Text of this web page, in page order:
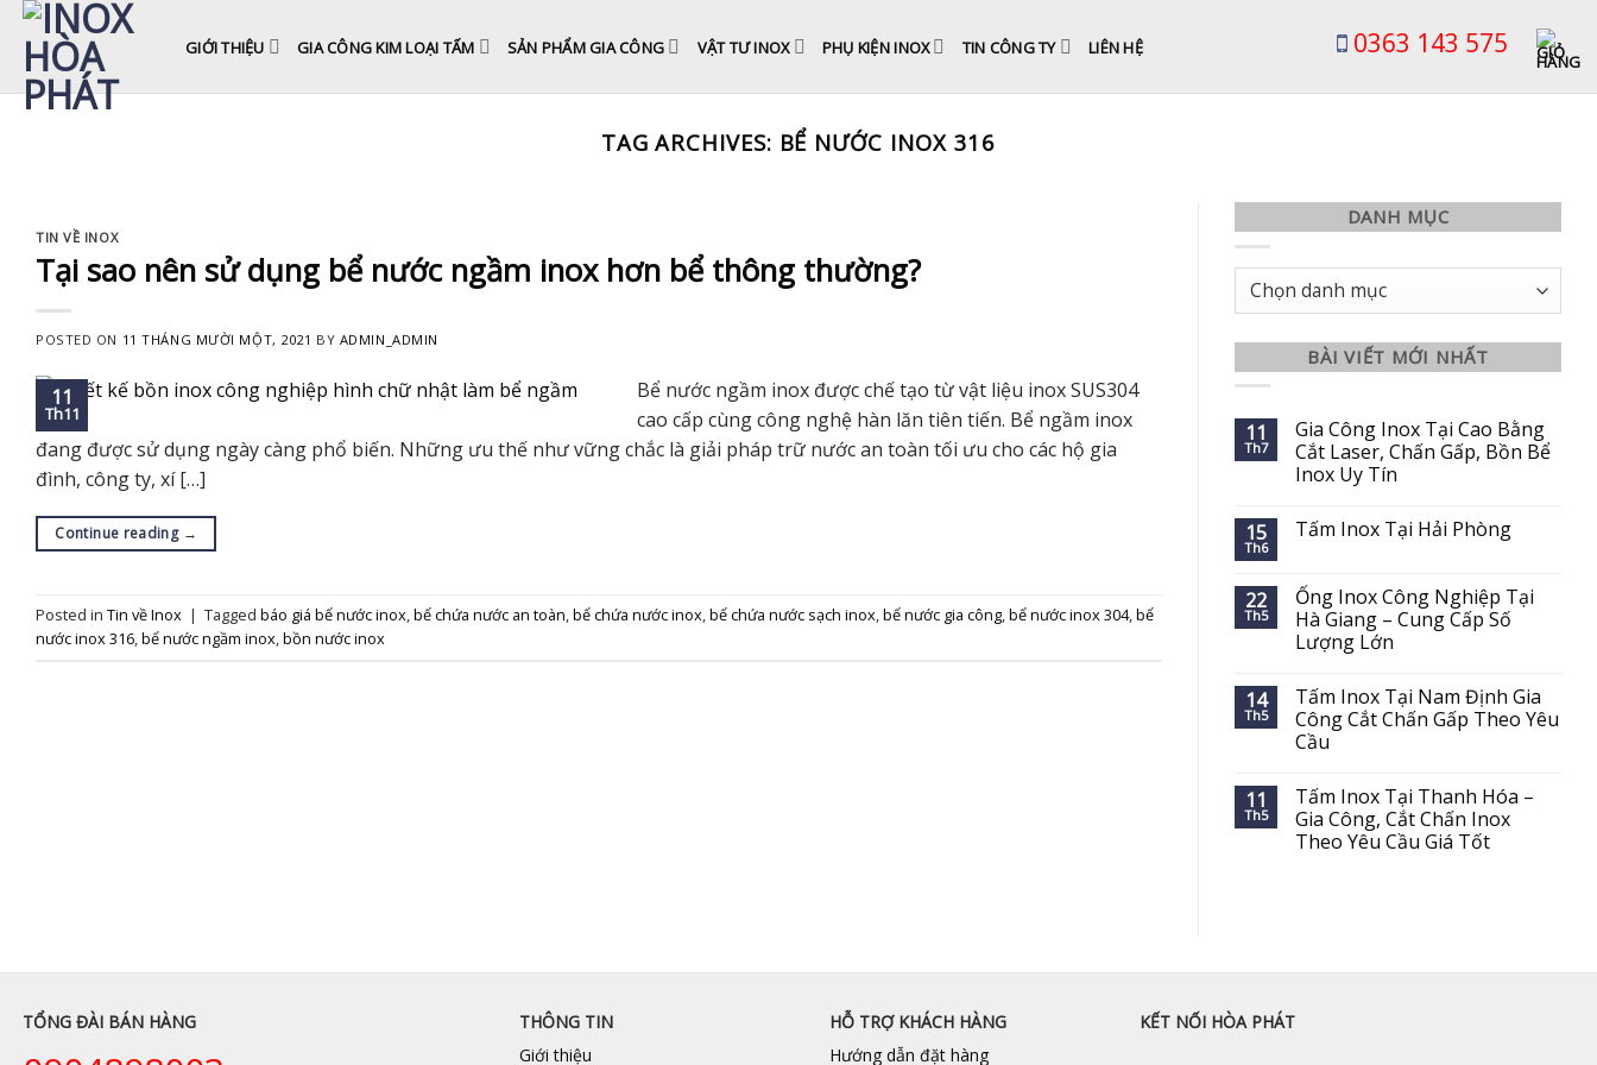
Skip
content
GIỚI THIỆU GIA CÔNG KIM LOẠI TẤM SẢN PHẨM GIA CÔNG VẬT TƯ INOX PHỤ KIỆN INOX TIN CÔNG TY LIÊN HỆ 0363 143 575
TAG ARCHIVES: BỂ NƯỚC INOX 316
TIN VỀ INOX
Tại sao nên sử dụng bể nước ngầm inox hơn bể thông thường?
POSTED ON 11 THÁNG MƯỜI MỘT, 2021 BY ADMIN_ADMIN
11
Th11
Bể nước ngầm inox được chế tạo từ vật liệu inox SUS304
cao cấp cùng công nghệ hàn lăn tiên tiến. Bể ngầm inox
đang được sử dụng ngày càng phổ biến. Những ưu thế như vững chắc là giải pháp trữ nước an toàn tối ưu cho các hộ gia
đình, công ty, xí […]
Continue reading →
Posted in Tin về Inox | Tagged báo giá bể nước inox,bể chứa nước an toàn,bể chứa nước inox,bể chứa nước sạch inox,bể nước gia công,bể nước inox 304,bể
nước inox 316,bể nước ngầm inox,bồn nước inox
DANH MỤC
Danh
BÀI VIẾT MỚI NHẤT
11
Th7
Gia Công Inox Tại Cao Bằng
Cắt Laser, Chấn Gấp, Bồn Bể
Inox Uy Tín
15
Th6
Tấm Inox Tại Hải Phòng
22
Th5
Ống Inox Công Nghiệp Tại
Hà Giang – Cung Cấp Số
Lượng Lớn
14
Th5
Tấm Inox Tại Nam Định Gia
Công Cắt Chấn Gấp Theo Yêu
Cầu
11
Th5
Tấm Inox Tại Thanh Hóa –
Gia Công, Cắt Chấn Inox
Theo Yêu Cầu Giá Tốt
TỔNG ĐÀI BÁN HÀNG
THÔNG TIN
Giới thiệu
HỖ TRỢ KHÁCH HÀNG
Hướng dẫn đặt hàng
KẾT NỐI HÒA PHÁT